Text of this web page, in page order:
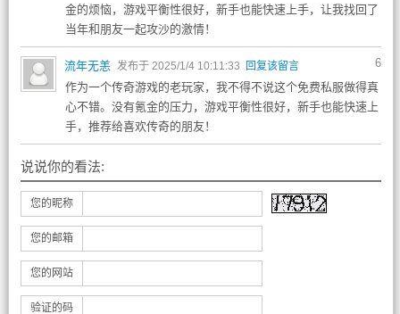
金的烦恼，游戏平衡性很好，新手也能快速上手，让我找回了
当年和朋友一起攻沙的激情！
6
流年无恙 发布于 2025/1/4 10:11:33 回复该留言
作为一个传奇游戏的老玩家，我不得不说这个免费私服做得真
心不错。没有氪金的压力，游戏平衡性很好，新手也能快速上
手，推荐给喜欢传奇的朋友！
说说你的看法:
您的昵称
您的邮箱
您的网站
验证的码